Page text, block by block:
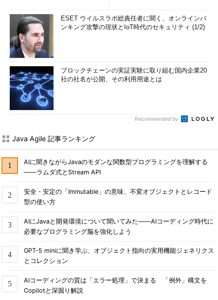
ESET ウイルスラボ総責任者に聞く、オンラインバ
ンキング攻撃の現状とIoT時代のセキュリティ (1/2)
ブロックチェーンの実証実験に取り組む国内企業20
社の社名が公開、その利用用途とは
Recommended by
Java Agile 記事ランキング
AIに聞きながらJavaのモダンな関数型プログラミングを理解する
――ラムダ式とStream API
安全・安定の「Immutable」の意味、不変オブジェクトとレコード
型の使い方
AIにJavaと開発環境について聞いてみた――AIコーディング時代に
必要なプログラミング脳を強化しよう
GPT-5 miniに聞き学ぶ、オブジェクト指向の実用機能ジェネリクス
とコレクション
AIコーディングの質は「エラー処理」で決まる 「例外」構文を
Copilotと深掘り解説